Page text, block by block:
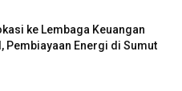
ke Lembaga Keuangan
Pembiayaan Energi di Sumut